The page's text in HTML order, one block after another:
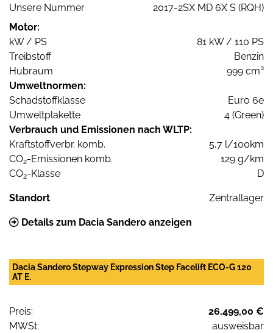
Unsere Nummer
2017-2SX MD 6X S (RQH)
Motor:
kW / PS
81 kW / 110 PS
Treibstoff
Benzin
Hubraum
999 cm³
Umweltnormen:
Schadstoffklasse
Euro 6e
Umweltplakette
4 (Green)
Verbrauch und Emissionen nach WLTP:
Kraftstoffverbr. komb.
5,7 l/100km
CO2-Emissionen komb.
129 g/km
CO2-Klasse D
Standort Zentrallager
Details zum Dacia Sandero anzeigen
Dacia Sandero Stepway Expression Step Facelift ECO-G 120
AT E.
Preis:
26.499,00 €
MWSt:
ausweisbar